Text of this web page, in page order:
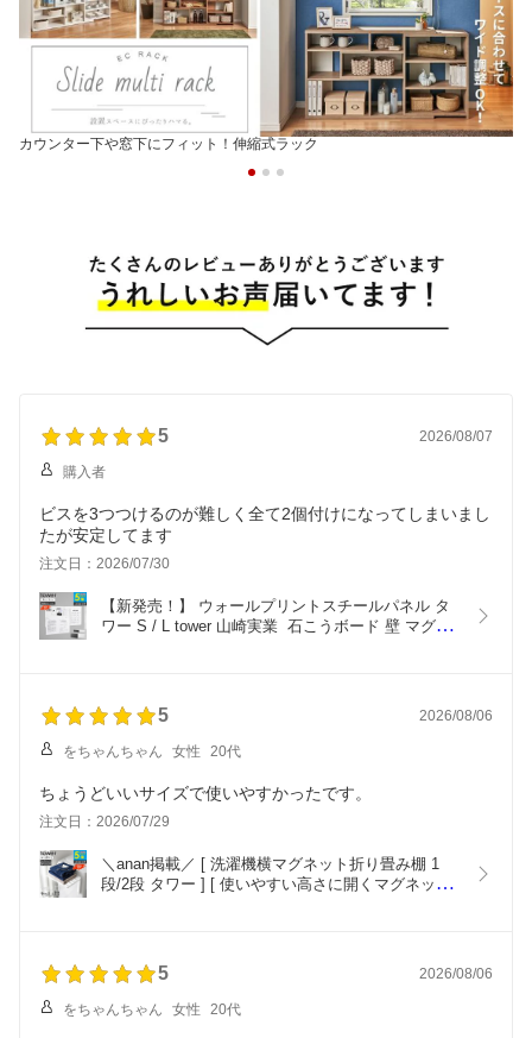
カウンター下や窓下にフィット！伸縮式ラック
5 2026/08/07
購入者
ビスを3つつけるのが難しく全て2個付けになってしまいまし
たが安定してます
注文日：2026/07/30
【新発売！】 ウォールプリントスチールパネル タ
ワー S / L tower 山崎実業  石こうボード 壁 マグネ
10155 10156 Works
5 2026/08/06
をちゃんちゃん 女性 20代
ちょうどいいサイズで使いやすかったです。
注文日：2026/07/29
＼anan掲載／ [ 洗濯機横マグネット折り畳み棚 1
段/2段 タワー ] [ 使いやすい高さに開くマグネット
10020 Works
5 2026/08/06
をちゃんちゃん 女性 20代